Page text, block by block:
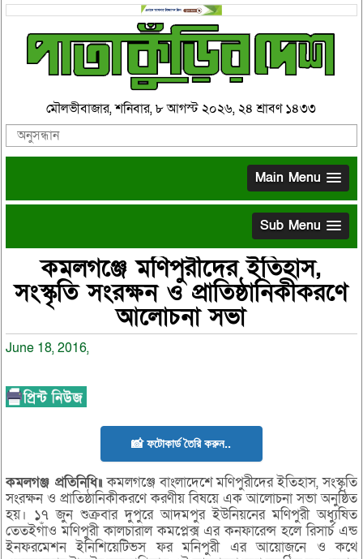
মৌলভীবাজার, শনিবার, ৮ আগস্ট ২০২৬, ২৪ শ্রাবণ ১৪৩৩
Main Menu
Sub Menu
কমলগঞ্জে মণিপুরীদের ইতিহাস,
সংস্কৃতি সংরক্ষন ও প্রাতিষ্ঠানিকীকরণে
আলোচনা সভা
June 18, 2016,
📸 ফটোকার্ড তৈরি করুন..
কমলগঞ্জ প্রতিনিধি॥কমলগঞ্জে বাংলাদেশে মণিপুরীদের ইতিহাস, সংস্কৃতি
সংরক্ষন ও প্রাতিষ্ঠানিকীকরণে করণীয় বিষয়ে এক আলোচনা সভা অনুষ্ঠিত
হয়। ১৭ জুন শুক্রবার দুপুরে আদমপুর ইউনিয়নের মণিপুরী অধ্যুষিত
তেতইগাঁও মণিপুরী কালচারাল কমপ্লেক্স এর কনফারেন্স হলে রিসার্চ এন্ড
ইনফরমেশন ইনিশিয়েটিভস ফর মনিপুরী এর আয়োজনে ও কথে